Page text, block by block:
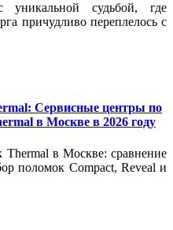
судьбой, где
причудливо переплелось с
Сервисные центры по
в Москве в 2026 году
Thermal в Москве: сравнение
поломок Compact, Reveal и